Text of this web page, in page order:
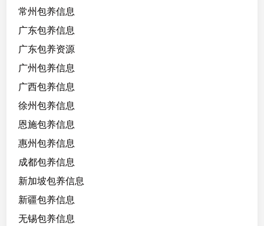
常州包养信息
广东包养信息
广东包养资源
广州包养信息
广西包养信息
徐州包养信息
恩施包养信息
惠州包养信息
成都包养信息
新加坡包养信息
新疆包养信息
无锡包养信息